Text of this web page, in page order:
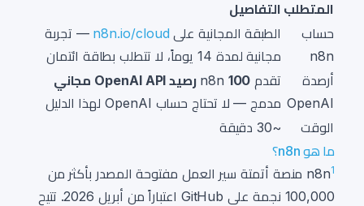
المتطلب التفاصيل
حساب
n8n
الطبقة المجانية على n8n.io/cloud — تجربة
مجانية لمدة 14 يوماً، لا تتطلب بطاقة ائتمان
أرصدة
OpenAI
تقدم n8n 100 رصيد OpenAI API مجاني
مدمج — لا تحتاج حساب OpenAI لهذا الدليل
الوقت
~30 دقيقة
ما هو n8n؟
n8n1
منصة أتمتة سير العمل مفتوحة المصدر بأكثر من
100,000 نجمة على GitHub اعتباراً من أبريل 2026. تتيح